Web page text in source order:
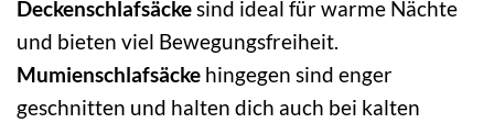
Deckenschlafsäckesind ideal für warme Nächte
und bieten viel Bewegungsfreiheit.
Mumienschlafsäcke hingegen sind enger
geschnitten und halten dich auch bei kalten